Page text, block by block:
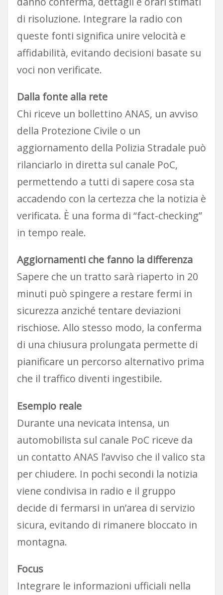
di risoluzione. Integrare la radio con
queste fonti significa unire velocità e
affidabilità, evitando decisioni basate su
voci non verificate.
Dalla fonte alla rete
Chi riceve un bollettino ANAS, un avviso
della Protezione Civile o un
aggiornamento della Polizia Stradale può
rilanciarlo in diretta sul canale PoC,
permettendo a tutti di sapere cosa sta
accadendo con la certezza che la notizia è
verificata. È una forma di “fact-checking”
in tempo reale.
Aggiornamenti che fanno la differenza
Sapere che un tratto sarà riaperto in 20
minuti può spingere a restare fermi in
sicurezza anziché tentare deviazioni
rischiose. Allo stesso modo, la conferma
di una chiusura prolungata permette di
pianificare un percorso alternativo prima
che il traffico diventi ingestibile.
Esempio reale
Durante una nevicata intensa, un
automobilista sul canale PoC riceve da
un contatto ANAS l’avviso che il valico sta
per chiudere. In pochi secondi la notizia
viene condivisa in radio e il gruppo
decide di fermarsi in un’area di servizio
sicura, evitando di rimanere bloccato in
montagna.
Focus
Integrare le informazioni ufficiali nella